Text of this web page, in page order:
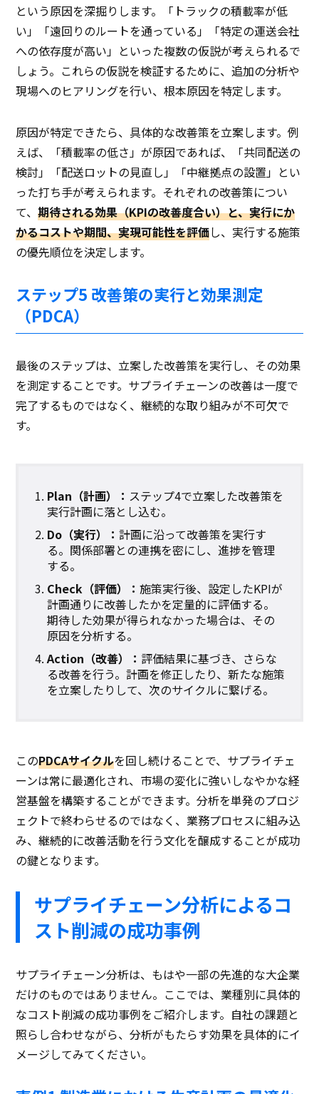
という原因を深掘りします。「トラックの積載率が低
い」「遠回りのルートを通っている」「特定の運送会社
への依存度が高い」といった複数の仮説が考えられるで
しょう。これらの仮説を検証するために、追加の分析や
現場へのヒアリングを行い、根本原因を特定します。
原因が特定できたら、具体的な改善策を立案します。例
えば、「積載率の低さ」が原因であれば、「共同配送の
検討」「配送ロットの見直し」「中継拠点の設置」とい
った打ち手が考えられます。それぞれの改善策につい
て、期待される効果（KPIの改善度合い）と、実行にか
かるコストや期間、実現可能性を評価し、実行する施策
の優先順位を決定します。
ステップ5 改善策の実行と効果測定
（PDCA）
最後のステップは、立案した改善策を実行し、その効果
を測定することです。サプライチェーンの改善は一度で
完了するものではなく、継続的な取り組みが不可欠で
す。
Plan（計画）： ステップ4で立案した改善策を
実行計画に落とし込む。
Do（実行）：計画に沿って改善策を実行す
る。関係部署との連携を密にし、進捗を管理
する。
Check（評価）：施策実行後、設定したKPIが
計画通りに改善したかを定量的に評価する。
期待した効果が得られなかった場合は、その
原因を分析する。
Action（改善）： 評価結果に基づき、さらな
る改善を行う。計画を修正したり、新たな施策
を立案したりして、次のサイクルに繋げる。
このPDCAサイクルを回し続けることで、サプライチェ
ーンは常に最適化され、市場の変化に強いしなやかな経
営基盤を構築することができます。分析を単発のプロジ
ェクトで終わらせるのではなく、業務プロセスに組み込
み、継続的に改善活動を行う文化を醸成することが成功
の鍵となります。
サプライチェーン分析によるコ
スト削減の成功事例
サプライチェーン分析は、もはや一部の先進的な大企業
だけのものではありません。ここでは、業種別に具体的
なコスト削減の成功事例をご紹介します。自社の課題と
照らし合わせながら、分析がもたらす効果を具体的にイ
メージしてみてください。